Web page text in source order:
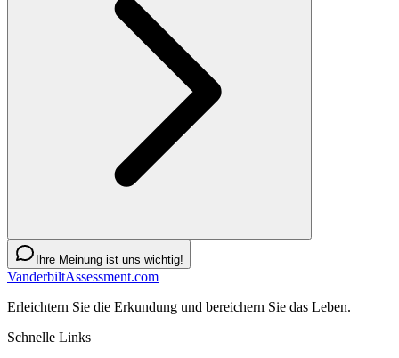
Ihre Meinung ist uns wichtig!
VanderbiltAssessment.com
Erleichtern Sie die Erkundung und bereichern Sie das Leben.
Schnelle Links